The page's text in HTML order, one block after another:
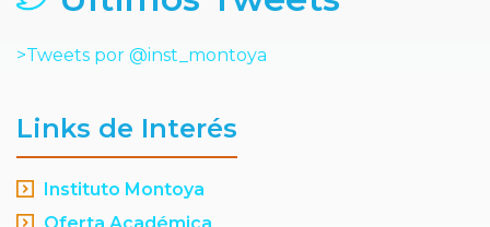
>Tweets por @inst_montoya
Links de Interés
Instituto Montoya